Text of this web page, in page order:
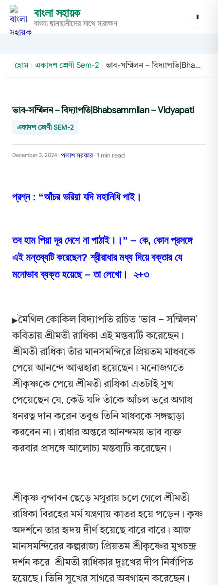
বাংলা সহায়ক
বাংলা ছাত্রছাত্রীদের সাথে সারাক্ষণ
হোম › একাদশ শ্রেণী Sem-2 › ভাব-সম্মিলন – বিদ্যাপতি|Bhabsammilan – Vidyapati
ভাব-সম্মিলন – বিদ্যাপতি|Bhabsammilan – Vidyapati
একাদশ শ্রেণী SEM-2
December 3, 2024 • পলাশ সরকার • 1 min read
প্রশ্ন : “আঁচর ভরিয়া যদি মহানিধি পাই।
তব হাম পিয়া দূর দেশে না পাঠাই।।” – কে, কোন প্রসঙ্গে
এই মন্তব্যটি করেছেন? শ্রীরাধার মধ্য দিয়ে বক্তার যে
মনোভাব ব্যক্ত হয়েছে – তা লেখো। ২+৩
▶মৈথিল কোকিল বিদ্যাপতি রচিত ‘ভাব – সম্মিলন’
কবিতায় শ্রীমতী রাধিকা এই মন্তব্যটি করেছেন।
শ্রীমতী রাধিকা তাঁর মানসমন্দিরে প্রিয়তম মাধবকে
পেয়ে আনন্দে আত্মহারা হয়েছেন।মনোজগতে
শ্রীকৃষ্ণকে পেয়ে শ্রীমতী রাধিকা এতটাই সুখ
পেয়েছেন যে, কেউ যদি তাঁকে আঁচল ভরে অগাধ
ধনরত্ন দান করেন তবুও তিনি মাধবকে সঙ্গছাড়া
করবেন না। রাধার অন্তরে আনন্দময় ভাব ব্যক্ত
করবার প্রসঙ্গে আলোচ্য মন্তব্যটি করেছেন।
শ্রীকৃষ্ণ বৃন্দাবন ছেড়ে মথুরায় চলে গেলে শ্রীমতী
রাধিকা বিরহের মর্ম যন্ত্রণায় কাতর হয়ে পড়েন। কৃষ্ণ
অদর্শনে তার হৃদয় দীর্ণ হয়েছে বারে বারে।আজ
মানসমন্দিরের কল্পরাজ্য প্রিয়তম শ্রীকৃষ্ণের মুখচন্দ্র
দর্শন করে শ্রীমতী রাধিকার দুঃখের দীপ নির্বাপিত
হয়েছে। তিনি সুখের সাগরে অবগাহন করেছেন।